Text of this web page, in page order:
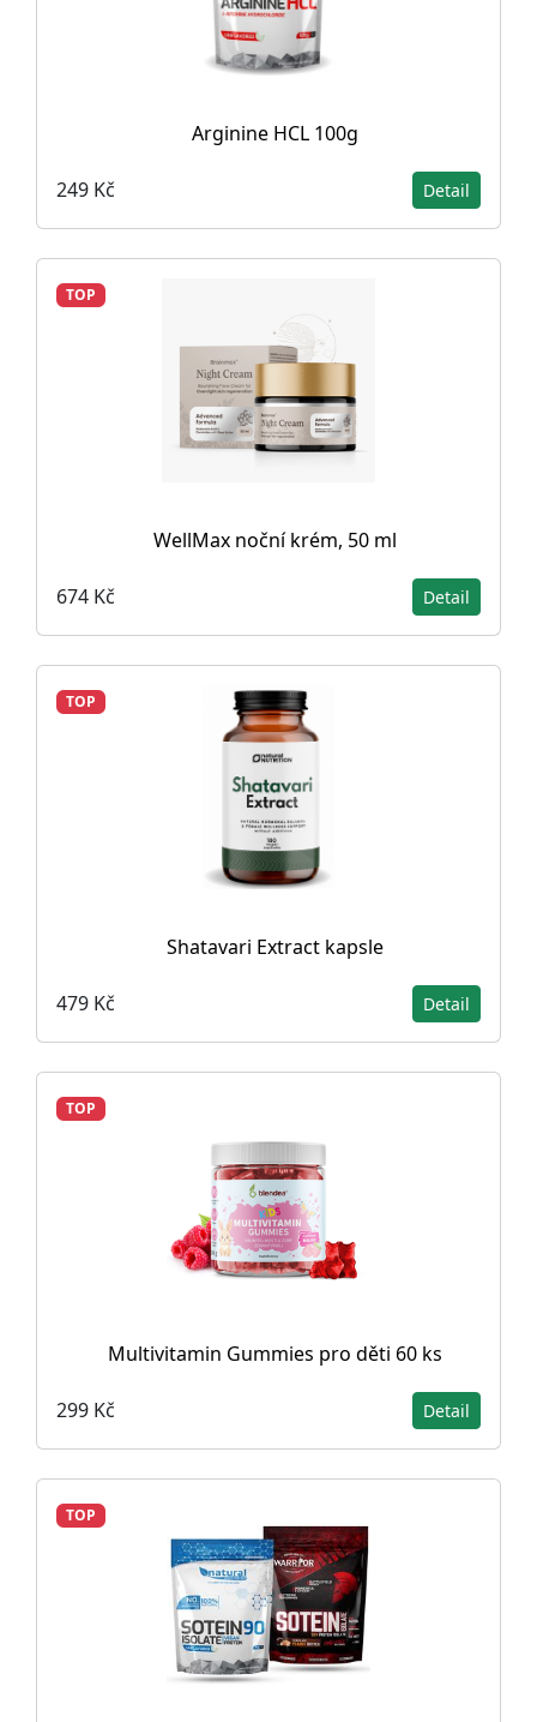
Arginine HCL 100g
249 Kč Detail
TOP
WellMax noční krém, 50 ml
674 Kč Detail
TOP
Shatavari Extract kapsle
479 Kč Detail
TOP
Multivitamin Gummies pro děti 60 ks
299 Kč Detail
TOP